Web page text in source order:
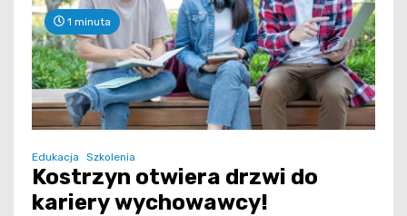
1 minuta
Edukacja Szkolenia
Kostrzyn otwiera drzwi do
kariery wychowawcy!